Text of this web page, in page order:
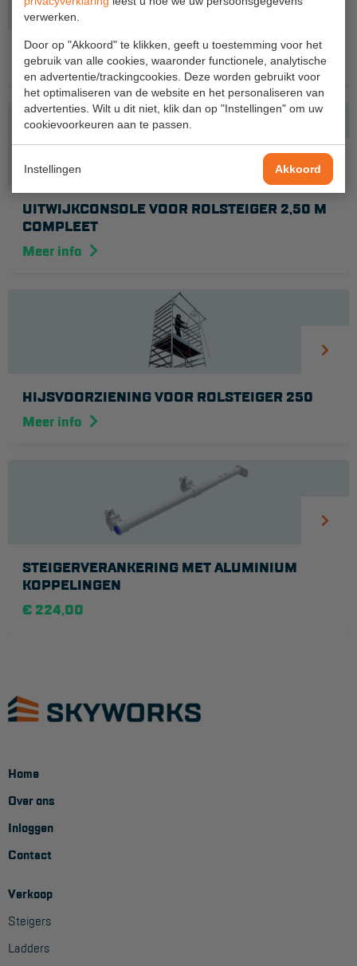
verwerken.
Door op "Akkoord" te klikken, geeft u toestemming voor het
gebruik van alle cookies, waaronder functionele, analytische
en advertentie/trackingcookies. Deze worden gebruikt voor
het optimaliseren van de website en het personaliseren van
advertenties. Wilt u dit niet, klik dan op "Instellingen" om uw
cookievoorkeuren aan te passen.
Instellingen Akkoord
Aanmelden Inspectiewekker
OVER ONS
Vestigingen
Dealers
Blog
Wet- en regelgeving
Garantie
Productlijn
ACCESSOIRES BIJPASSEND PRODUCT
UITWIJKCONSOLE VOOR ROLSTEIGER 2,50 M
COMPLEET
Meer info
HIJSVOORZIENING VOOR ROLSTEIGER 250
Meer info
STEIGERVERANKERING MET ALUMINIUM
KOPPELINGEN
€ 224,00
Home
Over ons
Inloggen
Contact
Verkoop
Steigers
Ladders